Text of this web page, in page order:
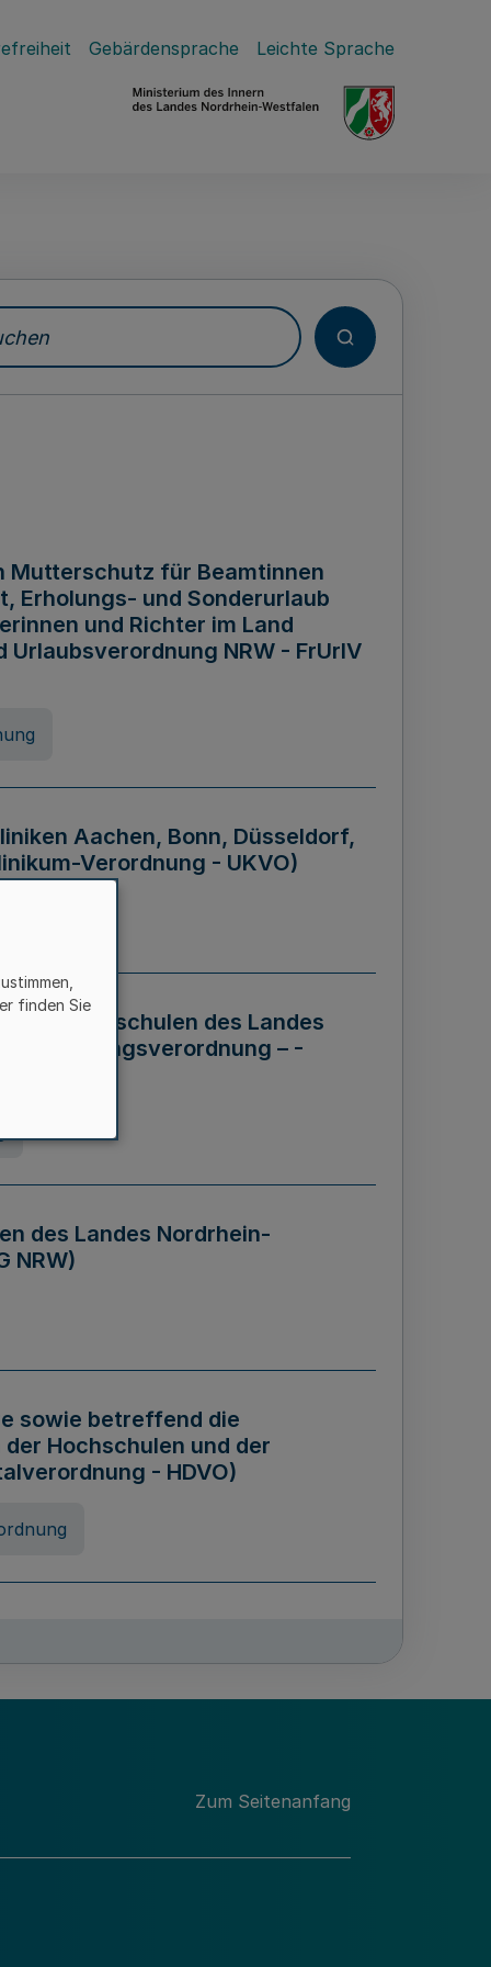
Gebärdensprache Leichte Sprache
Mutterschutz für Beamtinnen
Erholungs- und Sonderurlaub
und Richter im Land
NRW - FrUrlV
Aachen, Bonn, Düsseldorf,
Verordnung - UKVO)
der Hochschulen des Landes
– -
des Landes Nordrhein-
NRW)
sowie betreffend die
Hochschulen und der
- HDVO)
des Landes Nordrhein-
Zum Seitenanfang
finden Sie